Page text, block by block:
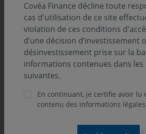
États-Unis par Éloïse GIRARD-
MARTIN
Focus : Les grandes banques
ordre dispersé par Éloïse GIRARD-
MARTIN
Europe par Éloïse GIRARD-DESBOIS
Asie par Louis MARTIN
Covéa Finance décline toute
cas d'utilisation de ce site
violation de ces conditions
d’une décision d’investissement
désinvestissement prise sur la
informations contenues dans les
suivantes.
En continuant, je certifie avoir lu
contenu des informations